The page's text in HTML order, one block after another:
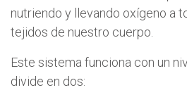
nutriendo y llevando oxígeno a
tejidos de nuestro cuerpo.
Este sistema funciona con un
divide en dos: